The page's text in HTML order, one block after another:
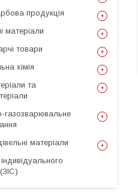
продукція
матеріали
товари
хімія
та
газозварювальне
матеріали